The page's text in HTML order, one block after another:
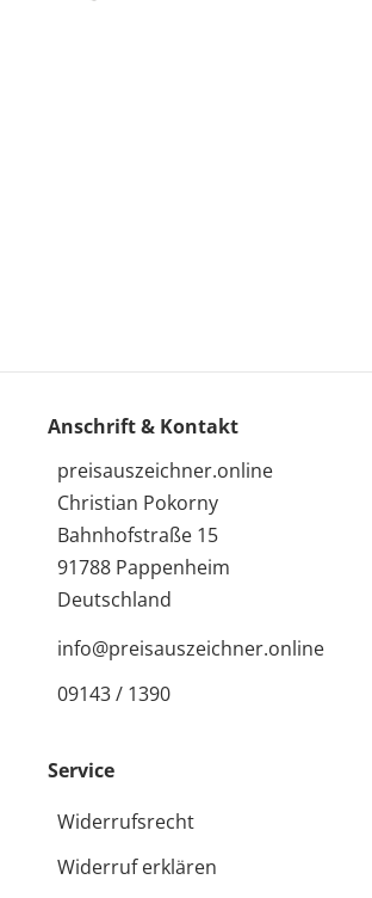
Anschrift & Kontakt
preisauszeichner.online
Christian Pokorny
Bahnhofstraße 15
91788 Pappenheim
Deutschland
info@preisauszeichner.online
09143 / 1390
Service
Widerrufsrecht
Widerruf erklären